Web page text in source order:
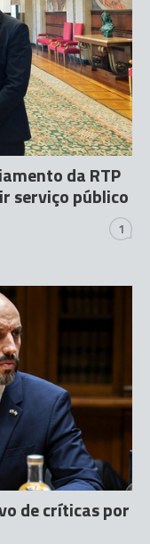
da RTP
serviço público
1
de críticas por